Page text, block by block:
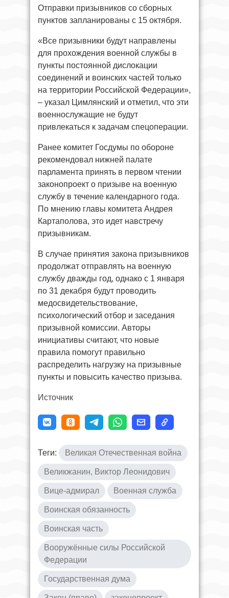
Отправки призывников со сборных
пунктов запланированы с 15 октября.
«Все призывники будут направлены
для прохождения военной службы в
пункты постоянной дислокации
соединений и воинских частей только
на территории Российской Федерации»,
– указал Цимлянский и отметил, что эти
военнослужащие не будут
привлекаться к задачам спецоперации.
Ранее комитет Госдумы по обороне
рекомендовал нижней палате
парламента принять в первом чтении
законопроект о призыве на военную
службу в течение календарного года.
По мнению главы комитета Андрея
Картаполова, это идет навстречу
призывникам.
В случае принятия закона призывников
продолжат отправлять на военную
службу дважды год, однако с 1 января
по 31 декабря будут проводить
медосвидетельствование,
психологический отбор и заседания
призывной комиссии. Авторы
инициативы считают, что новые
правила помогут правильно
распределить нагрузку на призывные
пункты и повысить качество призыва.
Источник
Теги: Великая Отечественная война
Великжанин, Виктор Леонидович
Вице-адмирал Военная служба
Воинская обязанность
Воинская часть
Вооружённые силы Российской
Федерации
Государственная дума